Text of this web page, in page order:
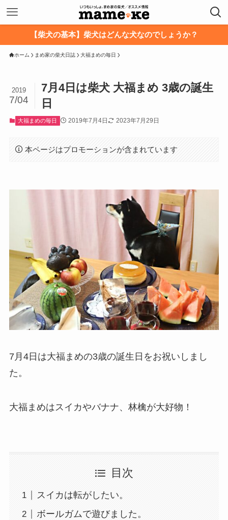
【柴犬の基本】柴犬はどんな犬なのでしょうか？
ホーム まめ家の柴犬日誌 大福まめの毎日
7月4日は柴犬 大福まめ 3歳の誕生
日
2019
7/04
大福まめの毎日 2019年7月4日 2023年7月29日
本ページはプロモーションが含まれています
7月4日は大福まめの3歳の誕生日をお祝いしまし
た。
大福まめはスイカやバナナ、林檎が大好物！
目次
スイカは転がしたい。
ボールガムで遊びました。